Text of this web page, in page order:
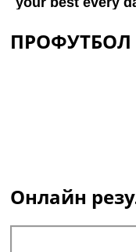
ПРОФУТБОЛ
Онлайн